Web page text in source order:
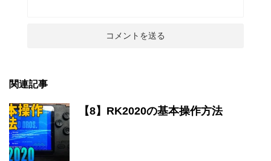
関連記事
【8】RK2020の基本操作方法